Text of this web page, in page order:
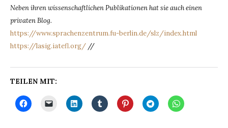
Neben ihren wissenschaftlichen Publikationen hat sie auch einen
privaten Blog.
https://www.sprachenzentrum.fu-berlin.de/slz/index.html
https://lasig.iatefl.org/ //
TEILEN MIT: